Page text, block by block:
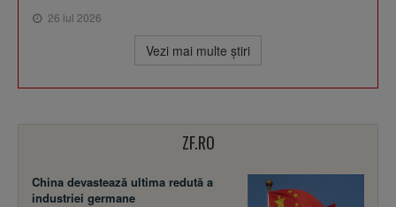
26 iul 2026
Vezi mai multe ştiri
ZF.RO
China devastează ultima redută a
industriei germane